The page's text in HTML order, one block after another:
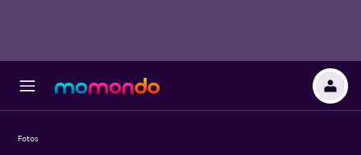
Fotos